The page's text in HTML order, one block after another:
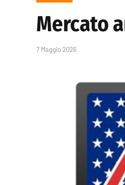
Mercato
7 Maggio 2026